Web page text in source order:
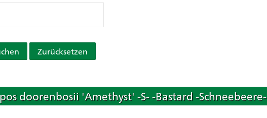
Zurücksetzen
doorenbosii 'Amethyst' -S- -Bastard -Schneebeere-